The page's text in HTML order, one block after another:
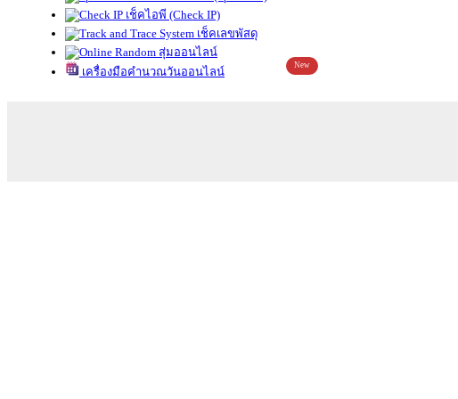
เช็คไอพี (Check IP)
เช็คเลขพัสดุ
สุ่มออนไลน์
เครื่องมือคำนวณวันออนไลน์
New